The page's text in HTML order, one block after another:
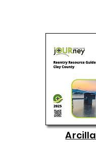
Arcilla